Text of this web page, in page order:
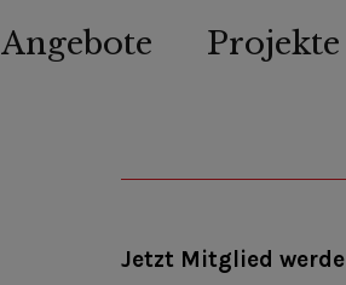
Angebote Projekte
Jetzt Mitglied